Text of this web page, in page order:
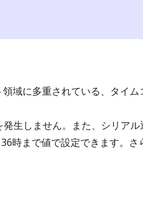
域に多重されている、タイ
生しません。また、シリア
時まで値で設定できます。